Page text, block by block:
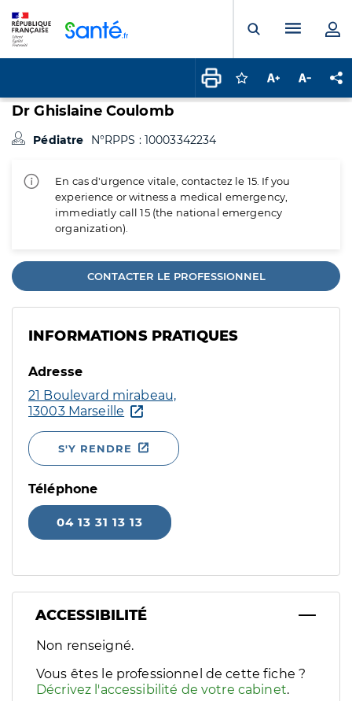
Ouvrir laMenu
Connectez-vous
Augmenter la
Dr Ghislaine Coulomb
Pédiatre N°RPPS : 10003342234
En cas d'urgence vitale, contactez le 15. If you
experience or witness a medical emergency,
immediatly call 15 (the national emergency
organization).
CONTACTER LE PROFESSIONNEL
INFORMATIONS PRATIQUES
Adresse
21 Boulevard mirabeau,
13003 Marseille
S'Y RENDRE
Téléphone
04 13 31 13 13
ACCESSIBILITÉ
Filtres
Sélectionnez un ou plusieurs handicaps/besoins
Non renseigné.
Vous êtes le professionnel de cette fiche ?
Décrivez l'accessibilité de votre cabinet.